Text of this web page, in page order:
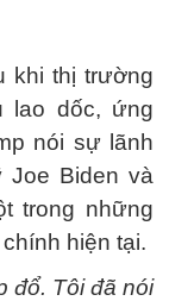
khi thị trường
lao dốc, ứng
nói sự lãnh
Joe Biden và
trong những
hiện tại.
đổ. Tôi đã nói